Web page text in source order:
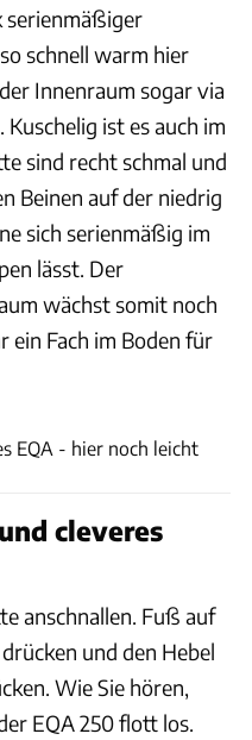
serienmäßiger
schnell warm hier
Innenraum sogar via
ist es auch im
sind recht schmal und
Beinen auf der niedrig
sich serienmäßig im
lässt. Der
wächst somit noch
ein Fach im Boden für
EQA - hier noch leicht
cleveres
anschnallen. Fuß auf
und den Hebel
Wie Sie hören,
EQA 250 flott los.